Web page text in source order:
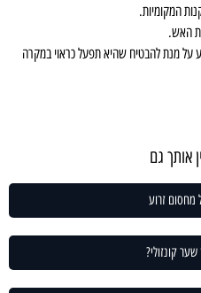
המקומיות.
האש.
על מנת להבטיח שהיא תפעל כראוי במקרה
אותך גם
מחסום זרוע
שער קונזולי?